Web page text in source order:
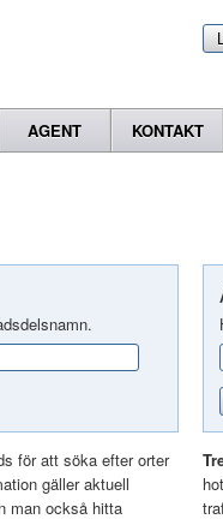
AGENT KONTAKT
för att söka efter orter
gäller aktuell
man också hitta